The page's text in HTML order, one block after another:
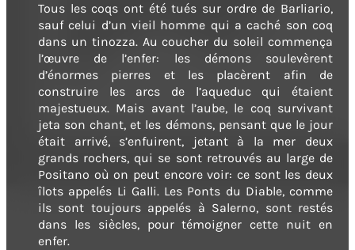
Tous les coqs ont été tués sur ordre de Barliario,
sauf celui d’un vieil homme qui a caché son coq
dans un tinozza. Au coucher du soleil commença
l’œuvre de l’enfer: les démons soulevèrent
d’énormes pierres et les placèrent afin de
construire les arcs de l’aqueduc qui étaient
majestueux. Mais avant l’aube, le coq survivant
jeta son chant, et les démons, pensant que le jour
était arrivé, s’enfuirent, jetant à la mer deux
grands rochers, qui se sont retrouvés au large de
Positano où on peut encore voir: ce sont les deux
îlots appelés Li Galli. Les Ponts du Diable, comme
ils sont toujours appelés à Salerno, sont restés
dans les siècles, pour témoigner cette nuit en
enfer.